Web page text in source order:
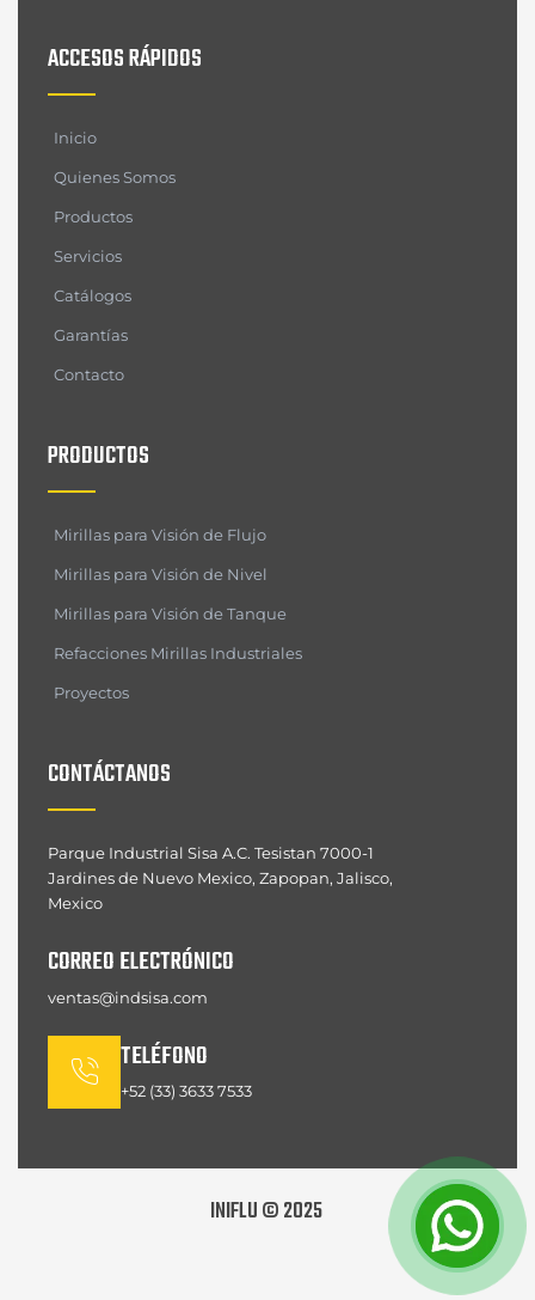
ACCESOS RÁPIDOS
Inicio
Quienes Somos
Productos
Servicios
Catálogos
Garantías
Contacto
PRODUCTOS
Mirillas para Visión de Flujo
Mirillas para Visión de Nivel
Mirillas para Visión de Tanque
Refacciones Mirillas Industriales
Proyectos
CONTÁCTANOS
Parque Industrial Sisa A.C. Tesistan 7000-1
Jardines de Nuevo Mexico, Zapopan, Jalisco,
Mexico
CORREO ELECTRÓNICO
ventas@indsisa.com
TELÉFONO
+52 (33) 3633 7533
INIFLU © 2025